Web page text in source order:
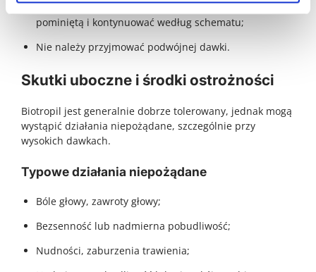
Jeśli zbliża się pora kolejnej dawki, pominąć dawkę
pominiętą i kontynuować według schematu;
Nie należy przyjmować podwójnej dawki.
Skutki uboczne i środki ostrożności
Biotropil jest generalnie dobrze tolerowany, jednak mogą
wystąpić działania niepożądane, szczególnie przy
wysokich dawkach.
Typowe działania niepożądane
Bóle głowy, zawroty głowy;
Bezsenność lub nadmierna pobudliwość;
Nudności, zaburzenia trawienia;